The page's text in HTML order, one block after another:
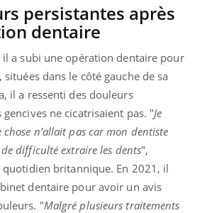
persistantes après
dentaire
il a subi une opération dentaire pour
dans le côté gauche de sa
il a ressenti des douleurs
gencives ne cicatrisaient pas. "Je
n’allait pas car mon dentiste
difficulté extraire les dents",
britannique. En 2021, il
dentaire pour avoir un avis
"Malgré plusieurs traitements